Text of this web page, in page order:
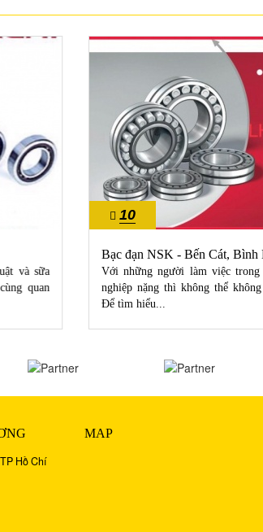
và sữa
quan
10
10/2022
Bạc đạn NSK - Bến Cát, Bình
Với những người làm việc trong
nghiệp nặng thì không thể
Để tìm hiểu...
Hồ Chí
MAP